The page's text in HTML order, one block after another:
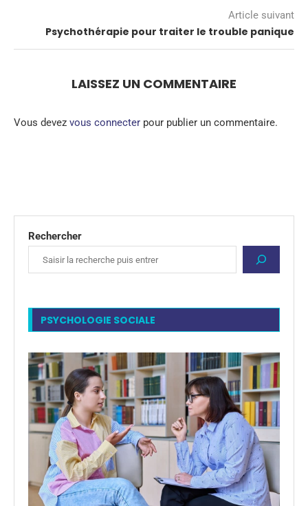
Article suivant
Psychothérapie pour traiter le trouble panique
LAISSEZ UN COMMENTAIRE
Vous devez vous connecter pour publier un commentaire.
Rechercher
PSYCHOLOGIE SOCIALE